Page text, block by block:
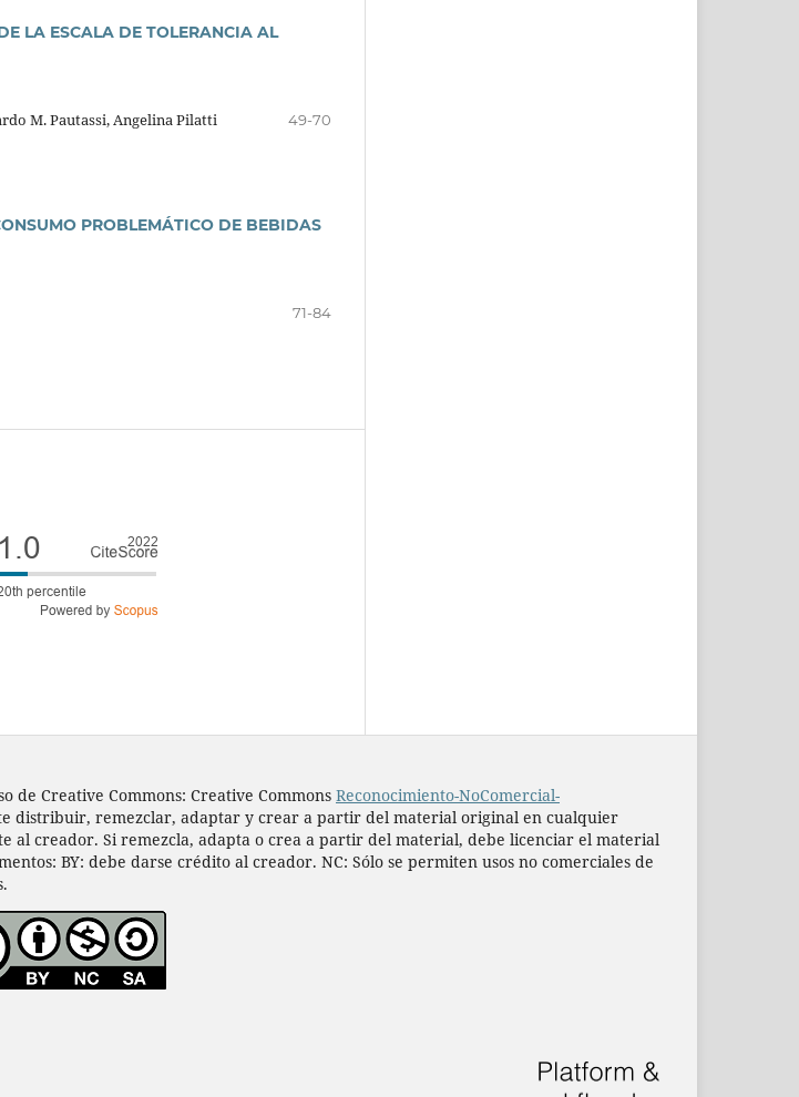
LA ESCALA DE TOLERANCIA AL
M. Pautassi, Angelina Pilatti 49-70
PROBLEMÁTICO DE BEBIDAS
71-84
de Creative Commons: Creative Commons Reconocimiento-NoComercial-
distribuir, remezclar, adaptar y crear a partir del material original en cualquier
al creador. Si remezcla, adapta o crea a partir del material, debe licenciar el material
BY: debe darse crédito al creador. NC: Sólo se permiten usos no comerciales de